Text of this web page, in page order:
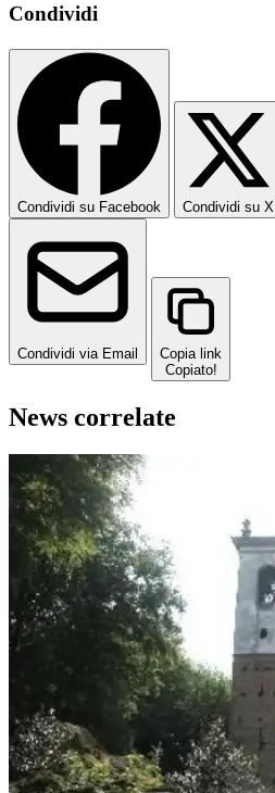
Condividi
Condividi su Facebook Condividi su X
Condividi via Email
Copia link
Copiato!
News correlate